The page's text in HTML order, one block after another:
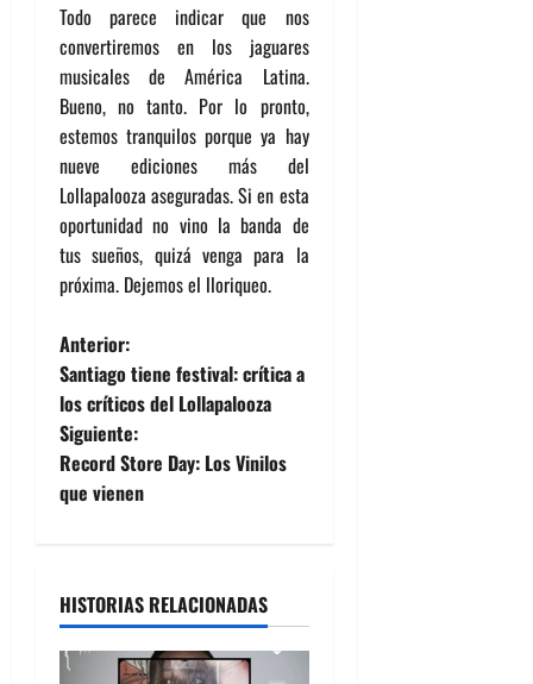
Todo parece indicar que nos
convertiremos en los jaguares
musicales de América Latina.
Bueno, no tanto. Por lo pronto,
estemos tranquilos porque ya hay
nueve ediciones más del
Lollapalooza aseguradas. Si en esta
oportunidad no vino la banda de
tus sueños, quizá venga para la
próxima. Dejemos el lloriqueo.
N
a
v
e
a
c
Anterior:
Santiago tiene festival: crítica a
los críticos del Lollapalooza
Siguiente:
Record Store Day: Los Vinilos
que vienen
HISTORIAS RELACIONADAS